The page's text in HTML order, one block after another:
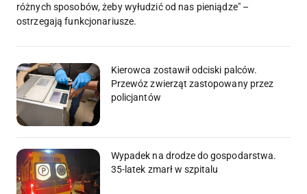
różnych sposobów, żeby wyłudzić od nas pieniądze" –
ostrzegają funkcjonariusze.
Kierowca zostawił odciski palców.
Przewóz zwierząt zastopowany przez
policjantów
Wypadek na drodze do gospodarstwa.
35-latek zmarł w szpitalu